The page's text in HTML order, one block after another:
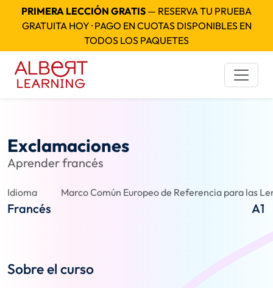
PRIMERA LECCIÓN GRATIS — RESERVA TU PRUEBA
GRATUITA HOY · PAGO EN CUOTAS DISPONIBLES EN
TODOS LOS PAQUETES
Exclamaciones
Aprender francés
Idioma
Francés
Marco Común Europeo de Referencia para las
A1
Sobre el curso